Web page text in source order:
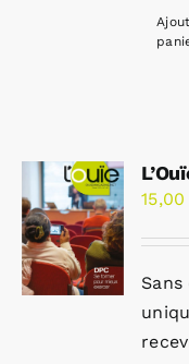
15,00